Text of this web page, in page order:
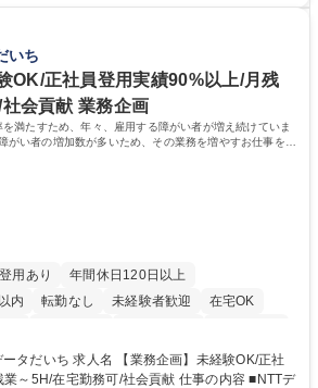
賀】営業事務 ※未経験可
に合わせ、能動的なサポート、改善の動きも期
シャリストとして、チームに貢献し、結果的に
ることができます。平均19:30の退勤以降の業
り、メリハリのある働き方となります。 学
高専 短大 語学力： 資格：
いち
OK/正社員登用実績90%以上/月残
会貢献 業務企画
満たすため、年々、雇用する障がい者が増え続けていま
がい者の増加数が多いため、その業務を増やすお仕事を担
用あり
年間休日120日以上
内
転勤なし 未経験者歓迎
在宅OK
企画】未経験OK/正社
宅勤務可/社会貢献 仕事の内容 ■NTTデ